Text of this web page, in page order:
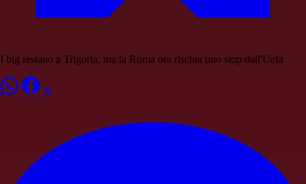
I big restano a Trigoria, ma la Roma ora rischia uno stop dall'Uefa